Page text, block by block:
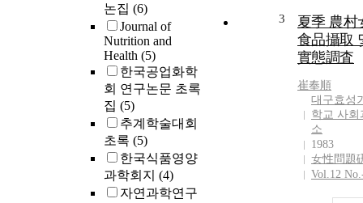
논집 (6)
Journal of
Nutrition and
Health (5)
한국공업화학
회 연구논문 초록
집 (5)
추계학술대회
초록 (5)
한국식품영양
과학회지 (4)
자연과학연구
3
夏季 農村
食品攝取
實態調査
崔奉順
대구효성
학교 사회
소
1983
女性問題
Vol.12